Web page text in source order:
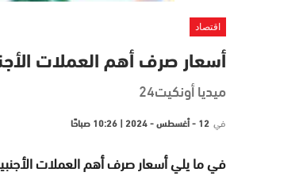
اقتصاد
أسعار صرف أهم العملات
ميديا أونكيت24
في 12 - أغسطس - 2024 | 10:26 صباحًا
في ما يلي أسعار صرف أهم العملات الأجنبية مقابل الدرهم،